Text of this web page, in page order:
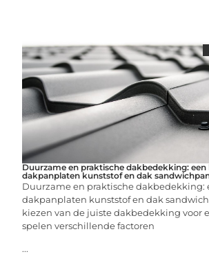
Duurzame en praktische dakbedekking: een
dakpanplaten kunststof en dak
Duurzame en praktische dakbedekking:
dakpanplaten kunststof en dak
kiezen van de juiste dakbedekking voor
spelen verschillende factoren
...